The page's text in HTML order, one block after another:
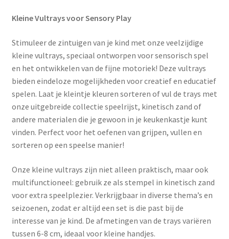
Kleine Vultrays voor Sensory Play
Stimuleer de zintuigen van je kind met onze veelzijdige
kleine vultrays, speciaal ontworpen voor sensorisch spel
en het ontwikkelen van de fijne motoriek! Deze vultrays
bieden eindeloze mogelijkheden voor creatief en educatief
spelen. Laat je kleintje kleuren sorteren of vul de trays met
onze uitgebreide collectie speelrijst, kinetisch zand of
andere materialen die je gewoon in je keukenkastje kunt
vinden. Perfect voor het oefenen van grijpen, vullen en
sorteren op een speelse manier!
Onze kleine vultrays zijn niet alleen praktisch, maar ook
multifunctioneel: gebruik ze als stempel in kinetisch zand
voor extra speelplezier. Verkrijgbaar in diverse thema’s en
seizoenen, zodat er altijd een set is die past bij de
interesse van je kind. De afmetingen van de trays variëren
tussen 6-8 cm, ideaal voor kleine handjes.